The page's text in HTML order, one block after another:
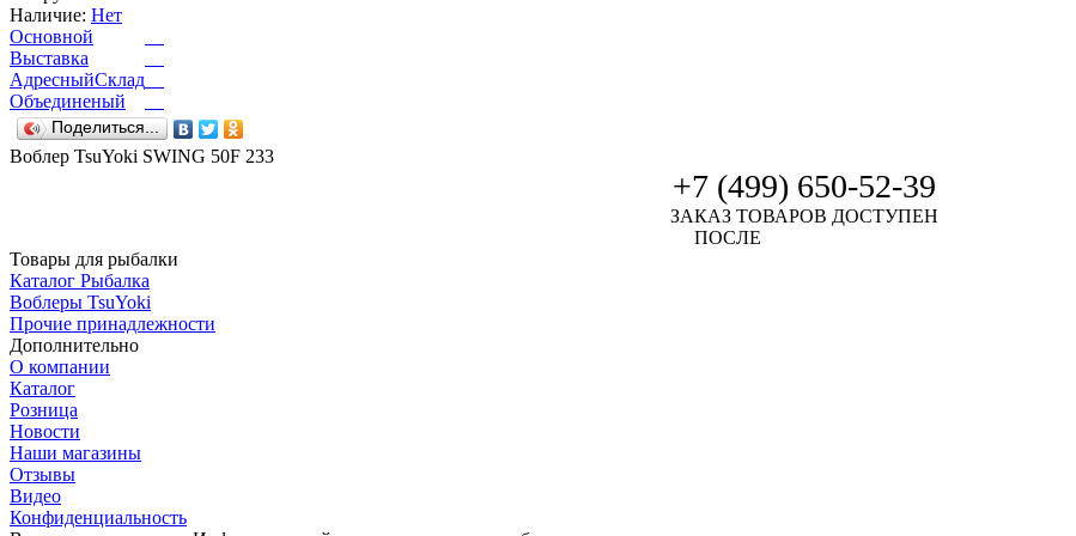
Наличие: Нет
Основной
Выставка
АдресныйСклад
Объединеный
Поделиться...
Воблер TsuYoki SWING 50F 233
+7 (499) 650-52-39
ЗАКАЗ ТОВАРОВ ДОСТУПЕН
ПОСЛЕ
Товары для рыбалки
Каталог Рыбалка
Воблеры TsuYoki
Прочие принадлежности
Дополнительно
О компании
Каталог
Розница
Новости
Наши магазины
Отзывы
Видео
Конфиденциальность